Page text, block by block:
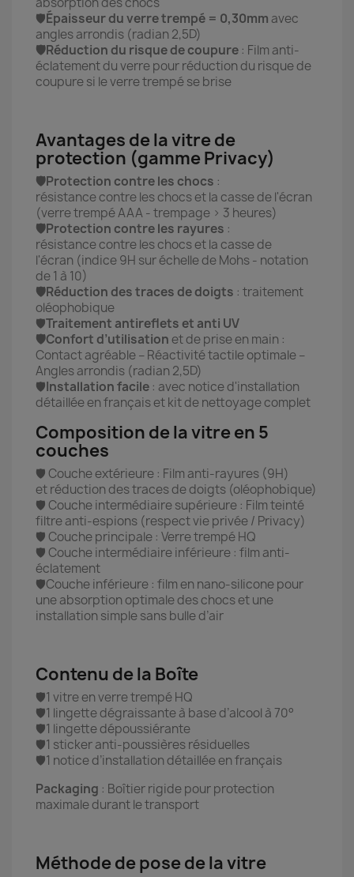
🛡️Épaisseur du verre trempé = 0,30mm avec
angles arrondis (radian 2,5D)
🛡️Réduction du risque de coupure : Film anti-
éclatement du verre pour réduction du risque de
coupure si le verre trempé se brise
Avantages de la vitre de
protection (gamme Privacy)
🛡️Protection contre les chocs :
résistance contre les chocs et la casse de l'écran
(verre trempé AAA - trempage > 3 heures)
🛡️Protection contre les rayures :
résistance contre les chocs et la casse de
l'écran (indice 9H sur échelle de Mohs - notation
de 1 à 10)
🛡️Réduction des traces de doigts : traitement
oléophobique
🛡️Traitement antireflets et anti UV
🛡️Confort d’utilisation et de prise en main :
Contact agréable – Réactivité tactile optimale –
Angles arrondis (radian 2,5D)
🛡️Installation facile : avec notice d'installation
détaillée en français et kit de nettoyage complet
Composition de la vitre en 5
couches
🛡️ Couche extérieure : Film anti-rayures (9H)
et réduction des traces de doigts (oléophobique)
🛡️ Couche intermédiaire supérieure : Film teinté
filtre anti-espions (respect vie privée / Privacy)
🛡️ Couche principale : Verre trempé HQ
🛡️ Couche intermédiaire inférieure : film anti-
éclatement
🛡️Couche inférieure : film en nano-silicone pour
une absorption optimale des chocs et une
installation simple sans bulle d’air
Contenu de la Boîte
🛡️1 vitre en verre trempé HQ
🛡️1 lingette dégraissante à base d’alcool à 70°
🛡️1 lingette dépoussiérante
🛡️1 sticker anti-poussières résiduelles
🛡️1 notice d’installation détaillée en français
Packaging : Boîtier rigide pour protection
maximale durant le transport
Méthode de pose de la vitre